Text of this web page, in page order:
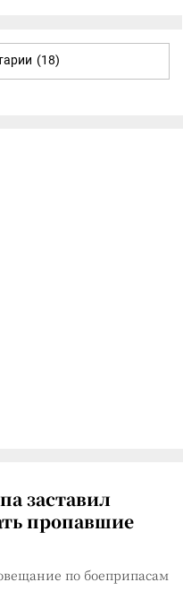
(18)
заставил
пропавшие
по боеприпасам